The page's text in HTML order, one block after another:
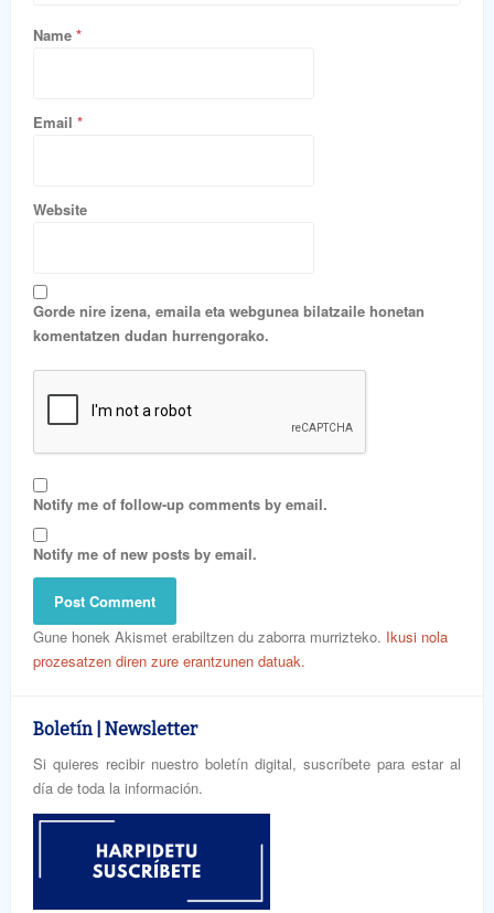
Name *
Email *
Website
Gorde nire izena, emaila eta webgunea bilatzaile honetan
komentatzen dudan hurrengorako.
Notify me of follow-up comments by email.
Notify me of new posts by email.
Gune honek Akismet erabiltzen du zaborra murrizteko. Ikusi nola
prozesatzen diren zure erantzunen datuak.
Boletín | Newsletter
Si quieres recibir nuestro boletín digital, suscríbete para estar al
día de toda la información.